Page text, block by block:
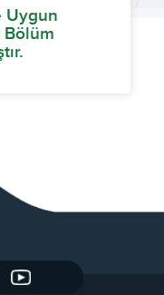
Uygun
Bölüm